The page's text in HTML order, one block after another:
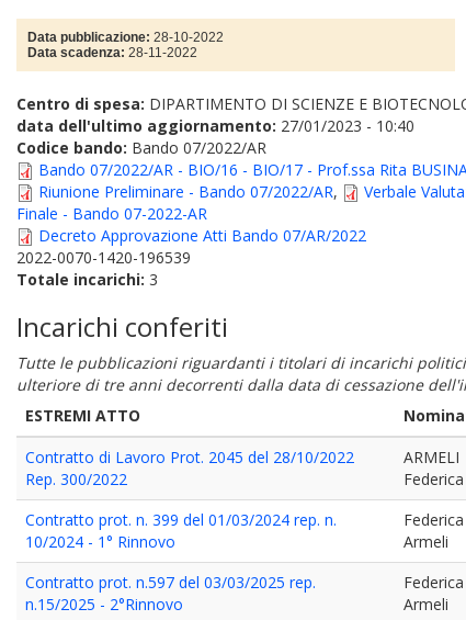
Data pubblicazione: 28-10-2022
Data scadenza: 28-11-2022
Centro di spesa: DIPARTIMENTO DI SCIENZE E
data dell'ultimo aggiornamento: 27/01/2023 - 10:40
Codice bando: Bando 07/2022/AR
Bando 07/2022/AR - BIO/16 - BIO/17 - Prof.ssa Rita
Riunione Preliminare - Bando 07/2022/AR, Verbale
Finale - Bando 07-2022-AR
Decreto Approvazione Atti Bando 07/AR/2022
2022-0070-1420-196539
Totale incarichi: 3
Incarichi conferiti
Tutte le pubblicazioni riguardanti i titolari di incarichi
ulteriore di tre anni decorrenti dalla data di cessazione
ESTREMI ATTO
Contratto di Lavoro Prot. 2045 del 28/10/2022
Rep. 300/2022
ARMELI
Federica
Contratto prot. n. 399 del 01/03/2024 rep. n.
10/2024 - 1° Rinnovo
Federica
Armeli
Contratto prot. n.597 del 03/03/2025 rep.
n.15/2025 - 2°Rinnovo
Federica
Armeli